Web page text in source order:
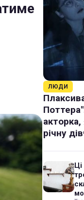
ЛЮДИ
акторка,
річну